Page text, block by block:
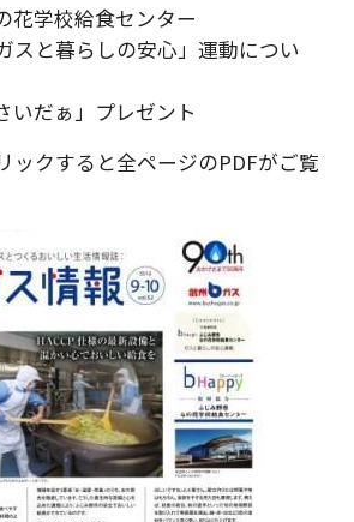
花学校給食センター
スと暮らしの安心」運動につい
いだぁ」プレゼント
ックすると全ページのPDFがご覧